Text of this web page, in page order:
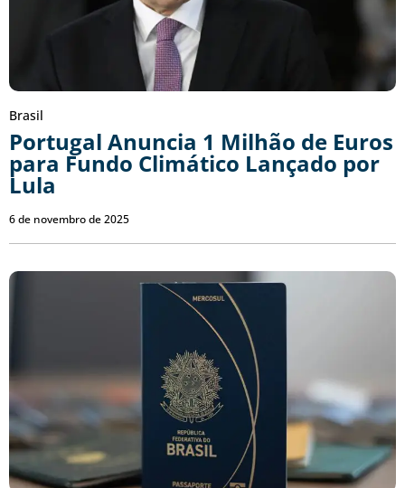
Brasil
Portugal Anuncia 1 Milhão de Euros
para Fundo Climático Lançado por
Lula
6 de novembro de 2025